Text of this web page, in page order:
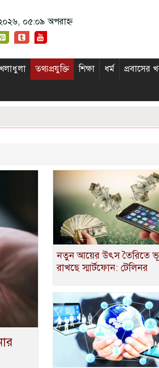
০৫:০৯ অপরাহ্ন
তথ্যপ্রযুক্তি শিক্ষা ধর্ম প্রবাসের
নতুন আয়ের উৎস তৈরিতে
রাখছে স্মার্টফোন: টেলিনর